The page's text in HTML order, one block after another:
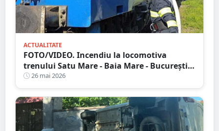
ACTUALITATE
FOTO/VIDEO. Incendiu la locomotiva
trenului Satu Mare - Baia Mare - București.
Au intervenit pompierii din județul vecin
26 mai 2026